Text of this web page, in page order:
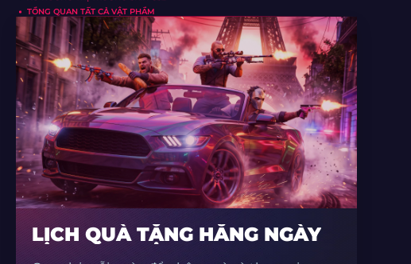
TỔNG QUAN TẤT CẢ VẬT PHẨM
LỊCH QUÀ TẶNG HẰNG NGÀY